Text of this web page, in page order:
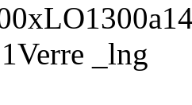
_lng